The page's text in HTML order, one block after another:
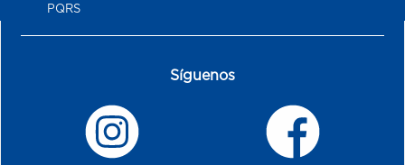
PQRS
Síguenos